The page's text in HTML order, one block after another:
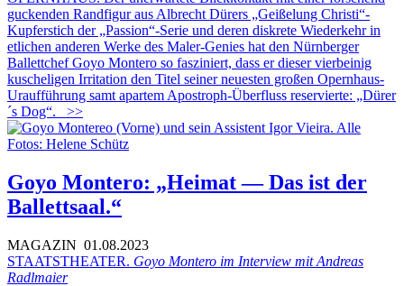
guckenden Randfigur aus Albrecht Dürers „Geißelung Christi“-
Kupferstich der „Passion“-Serie und deren diskrete Wiederkehr in
etlichen anderen Werke des Maler-Genies hat den Nürnberger
Ballettchef Goyo Montero so fasziniert, dass er dieser vierbeinig
kuscheligen Irritation den Titel seiner neuesten großen Opernhaus-
Uraufführung samt apartem Apostroph-Überfluss reservierte: „Dürer
´s Dog“.
>>
Goyo Montero: „Heimat — Das ist der
Ballettsaal.“
MAGAZIN 01.08.2023
STAATSTHEATER. Goyo Montero im Interview mit Andreas
Radlmaier